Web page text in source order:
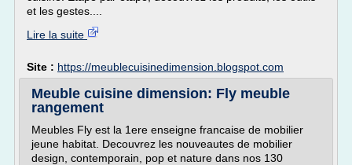
et les gestes....
Lire la suite
Site : https://meublecuisinedimension.blogspot.com
Meuble cuisine dimension: Fly meuble
rangement
Meubles Fly est la 1ere enseigne francaise de mobilier
jeune habitat. Decouvrez les nouveautes de mobilier
design, contemporain, pop et nature dans nos 130